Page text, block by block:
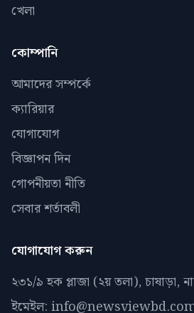
খেলা
কোম্পানি
আমাদের সম্পর্কে
ক্যারিয়ার
যোগাযোগ
বিজ্ঞাপন দিন
গোপনীয়তা নীতি
সেবার শর্তাবলী
যোগাযোগ করুন
২৩১/৯ হক প্লাজা (২য় তলা), চাষাড়া,
ইমেইল: